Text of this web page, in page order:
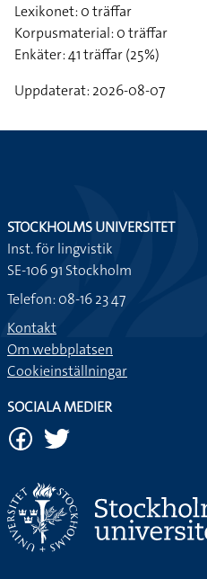
Lexikonet: 0 träffar
Korpusmaterial: 0 träffar
Enkäter: 41 träffar (25%)
Uppdaterat: 2026-08-07
STOCKHOLMS UNIVERSITET
Inst. för lingvistik
SE-106 91 Stockholm
Telefon: 08-16 23 47
Kontakt
Om webbplatsen
Cookieinställningar
SOCIALA MEDIER